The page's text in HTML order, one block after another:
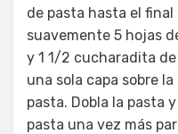
de pasta hasta el final
suavemente 5 hojas
y 1 1/2 cucharadita
una sola capa sobre
pasta. Dobla la pasta
pasta una vez más